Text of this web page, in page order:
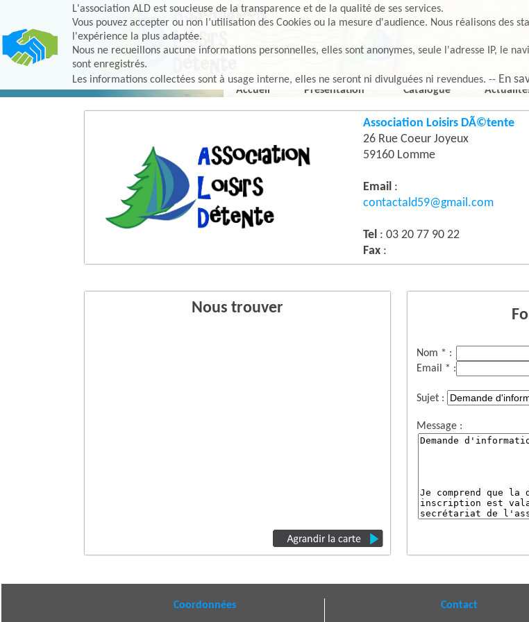
L'association ALD est soucieuse de la transparence et de la qualité de ses services.
Vous pouvez accepter ou non l’utilisation des Cookies ou la mesure d'audience. Nous réalisons des
l'expérience la plus adaptée.
Nous ne recueillons aucune informations personnelles, elles sont anonymes, seule l'adresse IP, le
sont enregistrés.
Les informations collectées sont à usage interne, elles ne seront ni divulguées ni revendues. -- En
Accueil Présentation Catalogue
Association Loisirs DÃ©tente
26 Rue Coeur Joyeux
59160 Lomme
Email :
contactald59@gmail.com
Tel : 03 20 77 90 22
Fax :
Nous trouver
Nom * :
Email * :
Sujet :
Message :
Coordonnées Contact